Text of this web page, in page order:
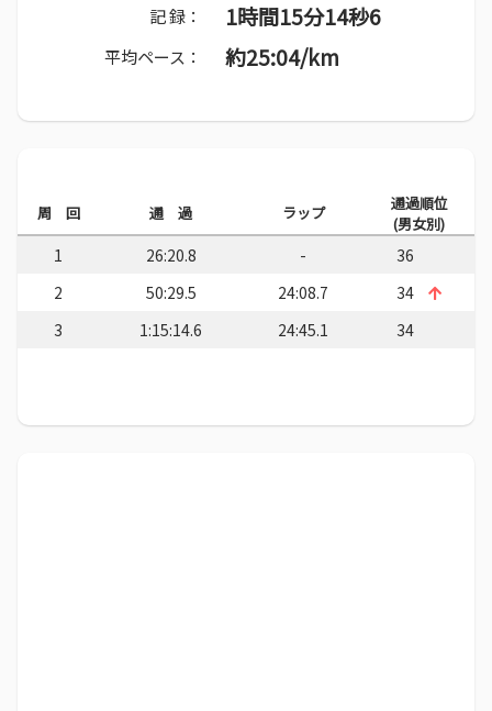
記 録： 1時間15分14秒6
平均ペース： 約25:04/km
周 回 通 過 ラップ
通過順位
(男女別)
1 26:20.8 -
36
2
50:29.5 24:08.7
34
3
1:15:14.6 24:45.1 34